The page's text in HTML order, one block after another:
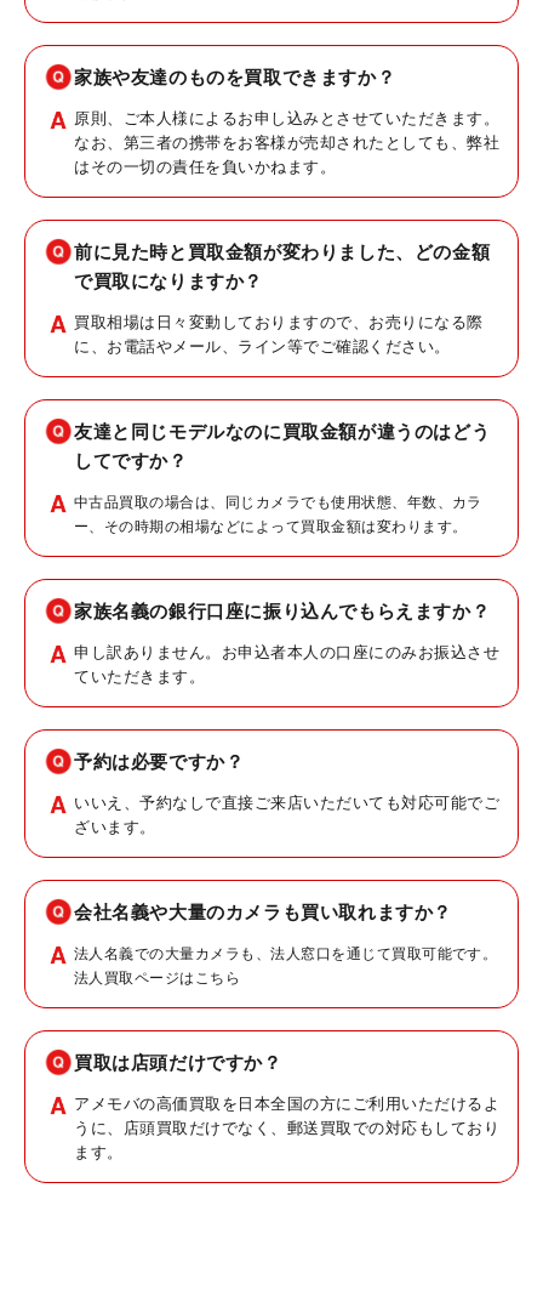
家族や友達のものを買取できますか？
原則、ご本人様によるお申し込みとさせていただきます。
なお、第三者の携帯をお客様が売却されたとしても、弊社
はその一切の責任を負いかねます。
前に見た時と買取金額が変わりました、どの金額
で買取になりますか？
買取相場は日々変動しておりますので、お売りになる際
に、お電話やメール、ライン等でご確認ください。
友達と同じモデルなのに買取金額が違うのはどう
してですか？
中古品買取の場合は、同じカメラでも使用状態、年数、カラ
ー、その時期の相場などによって買取金額は変わります。
家族名義の銀行口座に振り込んでもらえますか？
申し訳ありません。お申込者本人の口座にのみお振込させ
ていただきます。
予約は必要ですか？
いいえ、予約なしで直接ご来店いただいても対応可能でご
ざいます。
会社名義や大量のカメラも買い取れますか？
法人名義での大量カメラも、法人窓口を通じて買取可能です。
法人買取ページはこちら
買取は店頭だけですか？
アメモバの高価買取を日本全国の方にご利用いただけるよ
うに、店頭買取だけでなく、郵送買取での対応もしており
ます。